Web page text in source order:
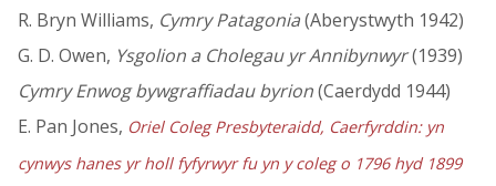
R. Bryn Williams, Cymry Patagonia(Aberystwyth 1942)
G. D. Owen, Ysgolion a Cholegau yr Annibynwyr(1939)
Cymry Enwog bywgraffiadau byrion(Caerdydd 1944)
E. Pan Jones, Oriel Coleg Presbyteraidd, Caerfyrddin: yn
cynwys hanes yr holl fyfyrwyr fu yn y coleg o 1796 hyd 1899